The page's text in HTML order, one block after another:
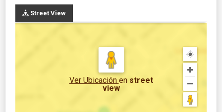
Street View
Ver Ubicación en street
view